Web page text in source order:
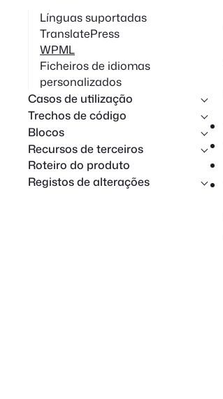
Línguas suportadas
TranslatePress
WPML
Ficheiros de idiomas
personalizados
Casos de utilização
Trechos de código
Blocos
Recursos de terceiros
Roteiro do produto
Registos de alterações